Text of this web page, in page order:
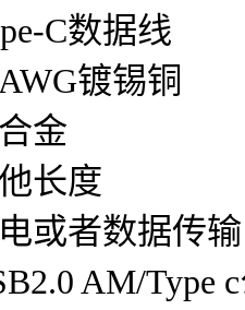
C数据线
镀锡铜
金
长度
或者数据传输
AM/Type